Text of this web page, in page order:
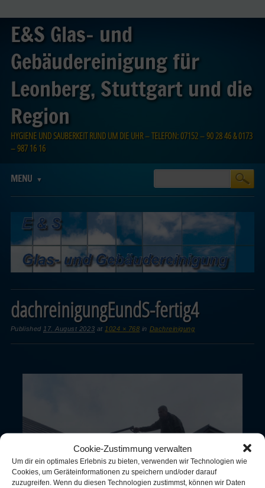
Cookie-Zustimmung verwalten
Um dir ein optimales Erlebnis zu bieten, verwenden wir Technologien wie
Cookies, um Geräteinformationen zu speichern und/oder darauf
zuzugreifen. Wenn du diesen Technologien zustimmst, können wir Daten
E&S Glas- und
Gebäudereinigung für
Leonberg, Stuttgart und die
Region
HYGIENE UND SAUBERKEIT RUND UM DIE UHR – TELEFON: 07152 – 90 28 46 & 0173
– 987 16 16
Main menu
MENU
dachreinigungEundS-fertig4
Published 17. August 2023 at 1024 × 768 in Dachreinigung